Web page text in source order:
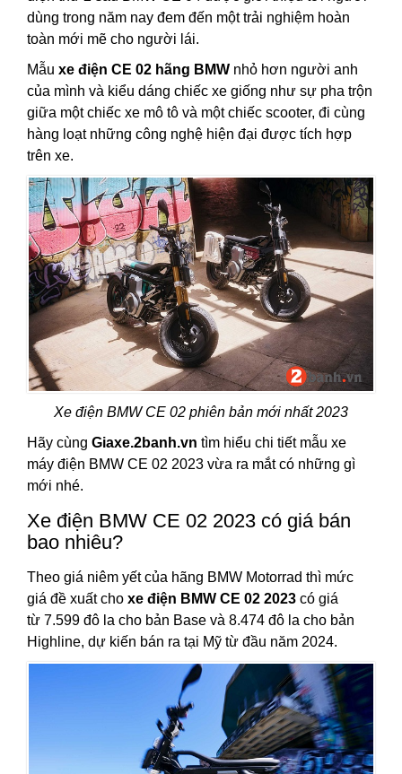
dùng trong năm nay đem đến một trải nghiệm hoàn
toàn mới mẽ cho người lái.
Mẫu xe điện CE 02 hãng BMW nhỏ hơn người anh
của mình và kiểu dáng chiếc xe giống như sự pha trộn
giữa một chiếc xe mô tô và một chiếc scooter, đi cùng
hàng loạt những công nghệ hiện đại được tích hợp
trên xe.
Xe điện BMW CE 02 phiên bản mới nhất 2023
Hãy cùng Giaxe.2banh.vn tìm hiểu chi tiết mẫu xe
máy điện BMW CE 02 2023 vừa ra mắt có những gì
mới nhé.
Xe điện BMW CE 02 2023 có giá bán
bao nhiêu?
Theo giá niêm yết của hãng BMW Motorrad thì mức
giá đề xuất cho xe điện BMW CE 02 2023 có giá
từ 7.599 đô la cho bản Base và 8.474 đô la cho bản
Highline, dự kiến bán ra tại Mỹ từ đầu năm 2024.